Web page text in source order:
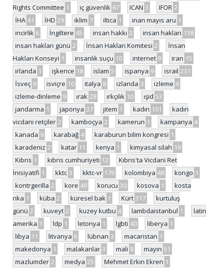
Rights Committee 1 iç güvenlik 67 ICAN 3 IFOR 2
İHA 41 İHD 29 iklim 7 iltica 1 inan mayıs aru 1
incirlik 6 İngiltere 45 insan hakkı 2 insan hakları 138
insan hakları günü 2 İnsan Hakları Komitesi 2
İnsan
Hakları Konseyi 1 insanlık suçu 10 internet 9 iran 15
irlanda 1 işkence 18 islam 5 ispanya 9 israil 231
İsveç 9 isviçre 10 italya 8 izlanda 3 izleme 4
izleme-dinleme 9 ırak 28 ırkçılık 10 ışid 53
jandarma 1 japonya 37 jitem 1 kadın 101
kadın
vicdani retçiler 2 kamboçya 2 kamerun 1 kampanya 4
kanada 9 karabağ 4 karaburun bilim kongresi 1
karadeniz 2 katar 11 kenya 1 kimyasal silah 19
Kıbrıs 1 kıbrıs cumhuriyeti 12
Kıbrıs'ta Vicdani Ret
İnisiyatifi 1 kktc 3 kktc-vr 179 kolombiya 48 kongo 1
kontrgerilla 2 kore 49 korucu 30 kosova 1
kosta
rika 1 küba 2 küresel bak 1 Kürt 317
kurtuluş
günü 2 kuveyt 2 kuzey kutbu 4 lambdaistanbul 1
latin
amerika 1 ldp 1 letonya 1 lgbti 40 liberya 1
libya 11 litvanya 6 lübnan 3 macaristan 1
makedonya 1 malakanlar 3 mali 8 mayın 51
mazlumder 2 medya 25 Mehmet Erkin Ekren 1